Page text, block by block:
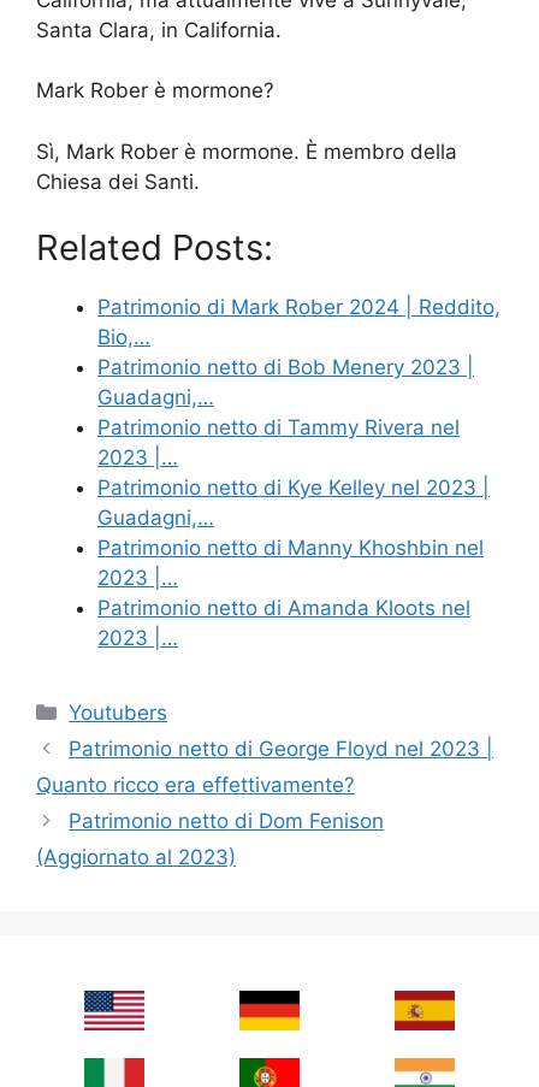
Santa Clara, in California.
Mark Rober è mormone?
Sì, Mark Rober è mormone. È membro della
Chiesa dei Santi.
Related Posts:
Patrimonio di Mark Rober 2024 | Reddito,
Bio,…
Patrimonio netto di Bob Menery 2023 |
Guadagni,…
Patrimonio netto di Tammy Rivera nel
2023 |…
Patrimonio netto di Kye Kelley nel 2023 |
Guadagni,…
Patrimonio netto di Manny Khoshbin nel
2023 |…
Patrimonio netto di Amanda Kloots nel
2023 |…
Categories
Youtubers
Patrimonio netto di George Floyd nel 2023 |
Quanto ricco era effettivamente?
Patrimonio netto di Dom Fenison
(Aggiornato al 2023)